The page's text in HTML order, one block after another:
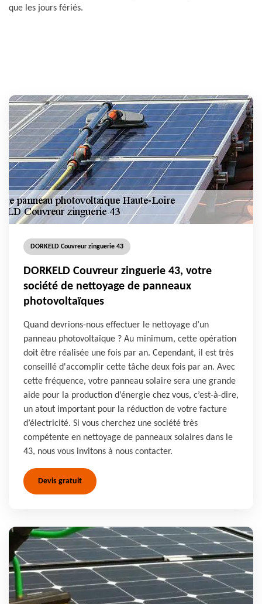
que les jours fériés.
DORKELD Couvreur zinguerie 43
DORKELD Couvreur zinguerie 43, votre
société de nettoyage de panneaux
photovoltaïques
Quand devrions-nous effectuer le nettoyage d’un
panneau photovoltaïque ? Au minimum, cette opération
doit être réalisée une fois par an. Cependant, il est très
conseillé d'accomplir cette tâche deux fois par an. Avec
cette fréquence, votre panneau solaire sera une grande
aide pour la production d’énergie chez vous, c’est-à-dire,
un atout important pour la réduction de votre facture
d’électricité. Si vous cherchez une société très
compétente en nettoyage de panneaux solaires dans le
43, nous vous invitons à nous contacter.
Devis gratuit